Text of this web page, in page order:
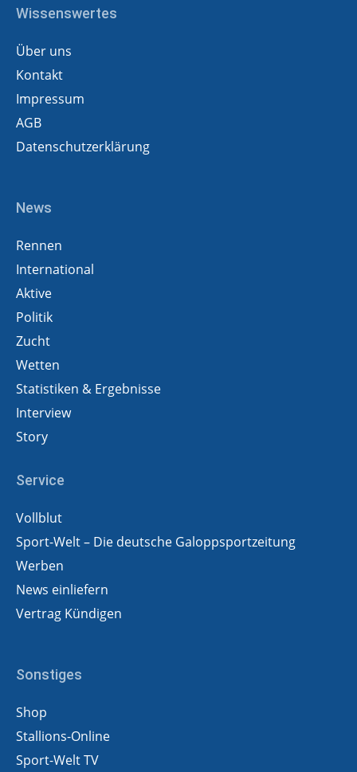
Wissenswertes
Über uns
Kontakt
Impressum
AGB
Datenschutzerklärung
News
Rennen
International
Aktive
Politik
Zucht
Wetten
Statistiken & Ergebnisse
Interview
Story
Service
Vollblut
Sport-Welt – Die deutsche Galoppsportzeitung
Werben
News einliefern
Vertrag Kündigen
Sonstiges
Shop
Stallions-Online
Sport-Welt TV